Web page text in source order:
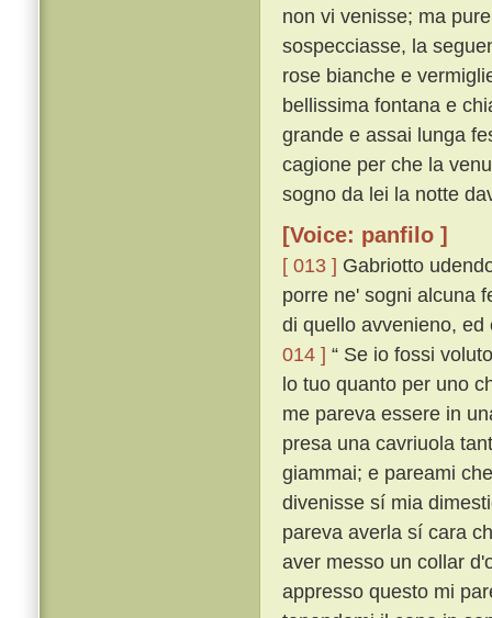
non vi venisse; ma
sospecciasse, la
rose bianche e
bellissima fontana e
grande e assai lunga
cagione per che la
sogno da lei la notte
[Voice: panfilo ]
[ 013 ] Gabriotto
porre ne' sogni alcuna
di quello avvenieno,
014 ] “ Se io fossi
lo tuo quanto per uno
me pareva essere in
presa una cavriuola
giammai; e pareami
divenisse sí mia
pareva averla sí cara
aver messo un collar
appresso questo mi